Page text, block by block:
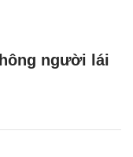
người lái